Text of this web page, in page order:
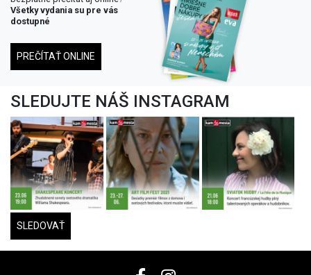
Všetky vydania su pre vás
dostupné
PREČÍTAŤ ONLINE
SLEDUJTE NÁŠ INSTAGRAM
SLEDOVAŤ